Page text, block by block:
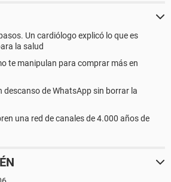
Un cardiólogo explicó lo que es
la salud
te manipulan para comprar más en
descanso de WhatsApp sin borrar la
una red de canales de 4.000 años de